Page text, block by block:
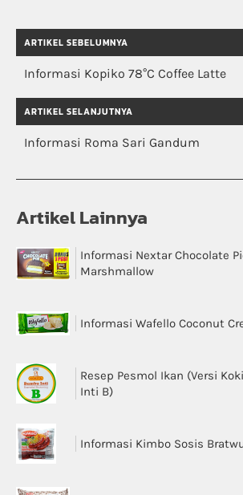
ARTIKEL SEBELUMNYA
Informasi Kopiko 78°C Coffee Latte
ARTIKEL SELANJUTNYA
Informasi Roma Sari Gandum
Artikel Lainnya
Informasi Nextar Chocolate
Marshmallow
Informasi Wafello Coconut
Resep Pesmol Ikan (Versi
Inti B)
Informasi Kimbo Sosis